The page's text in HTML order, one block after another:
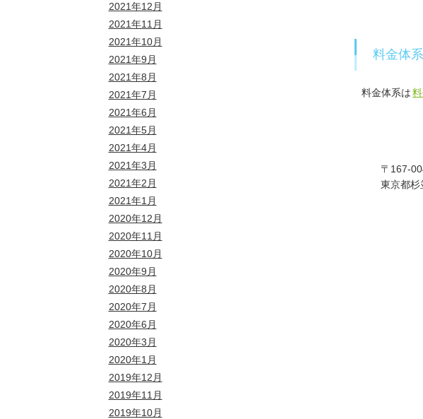
2021年12月
2021年11月
2021年10月
2021年9月
2021年8月
2021年7月
2021年6月
2021年5月
2021年4月
2021年3月
2021年2月
2021年1月
2020年12月
2020年11月
2020年10月
2020年9月
2020年8月
2020年7月
2020年6月
2020年3月
2020年1月
2019年12月
2019年11月
2019年10月
〒167-
東京都杉
料金体系
料金体系は